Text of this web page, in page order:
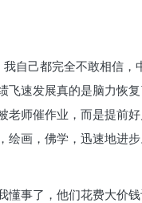
己都完全不敢相信，
速发展真的是脑力恢
师催作业，而是提前
画，佛学，迅速地进
事了，他们花费大价